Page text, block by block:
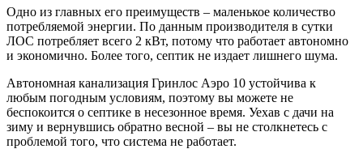
Одно из главных его преимуществ – маленькое количество
потребляемой энергии. По данным производителя в сутки
ЛОС потребляет всего 2 кВт, потому что работает автономно
и экономично. Более того, септик не издает лишнего шума.
Автономная канализация Гринлос Аэро 10 устойчива к
любым погодным условиям, поэтому вы можете не
беспокоится о септике в несезонное время. Уехав с дачи на
зиму и вернувшись обратно весной – вы не столкнетесь с
проблемой того, что система не работает.